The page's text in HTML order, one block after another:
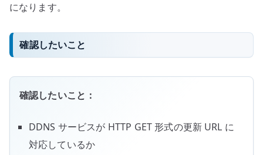
になります。
確認したいこと
確認したいこと：
DDNS サービスが HTTP GET 形式の更新 URL に
対応しているか